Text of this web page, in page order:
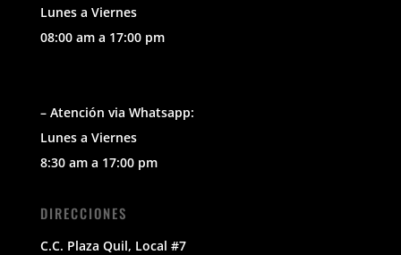
Lunes a Viernes
08:00 am a 17:00 pm
– Atención via Whatsapp:
Lunes a Viernes
8:30 am a 17:00 pm
DIRECCIONES
C.C. Plaza Quil, Local #7